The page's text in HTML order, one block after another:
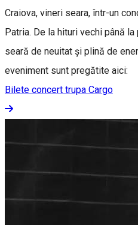
Craiova, vineri seara, într-un
Patria. De la hituri vechi până
seară de neuitat și plină de
eveniment sunt pregătite aici:
Bilete concert trupa Cargo